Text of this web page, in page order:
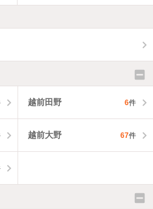
越前田野 6件
越前大野 67件